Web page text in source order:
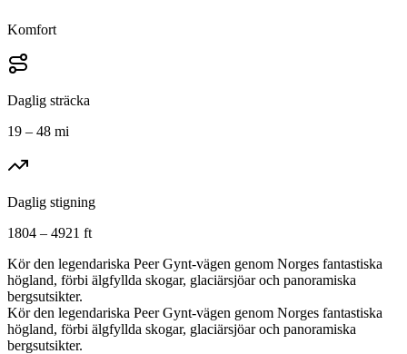
Komfort
Daglig sträcka
19 – 48 mi
Daglig stigning
1804 – 4921 ft
Kör den legendariska Peer Gynt-vägen genom Norges fantastiska
högland, förbi älgfyllda skogar, glaciärsjöar och panoramiska
bergsutsikter.
Kör den legendariska Peer Gynt-vägen genom Norges fantastiska
högland, förbi älgfyllda skogar, glaciärsjöar och panoramiska
bergsutsikter.